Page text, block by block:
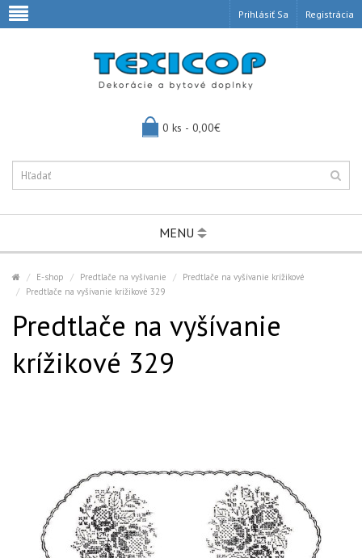
Prihlásiť Sa Registrácia
0 ks - 0,00€
MENU
E-shop Predtlače na vyšívanie
Predtlače na vyšívanie krížikové
Predtlače na vyšívanie krížikové 329
Predtlače na vyšívanie
krížikové 329